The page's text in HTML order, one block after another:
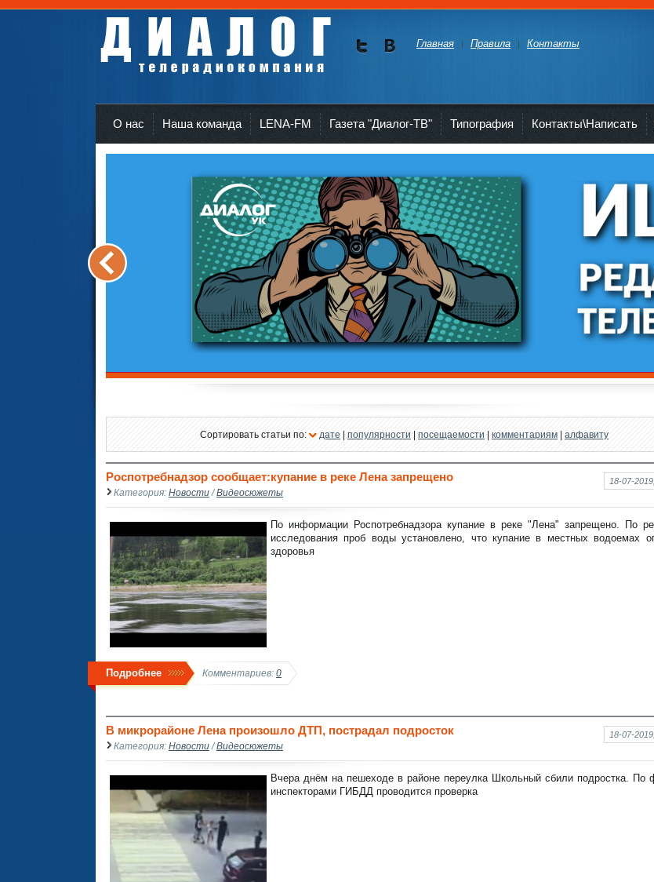
Главная Правила Контакты
О нас Наша команда LENA-FM Газета "Диалог-ТВ" Типография Контакты\Написать
Сортировать статьи по: дате | популярности | посещаемости | комментариям | алфавиту
18-07-
Роспотребнадзор сообщает:купание в реке Лена запрещено
Категория: Новости /Видеосюжеты
По информации Роспотребнадзора купание в реке "Лена" запрещено. По
исследования проб воды установлено, что купание в местных водоемах
здоровья
Подробнее Комментариев: 0
18-07-
В микрорайоне Лена произошло ДТП, пострадал подросток
Категория: Новости /Видеосюжеты
Вчера днём на пешеходе в районе переулка Школьный сбили подростка. По
инспекторами ГИБДД проводится проверка